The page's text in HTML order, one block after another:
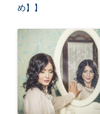
め】】